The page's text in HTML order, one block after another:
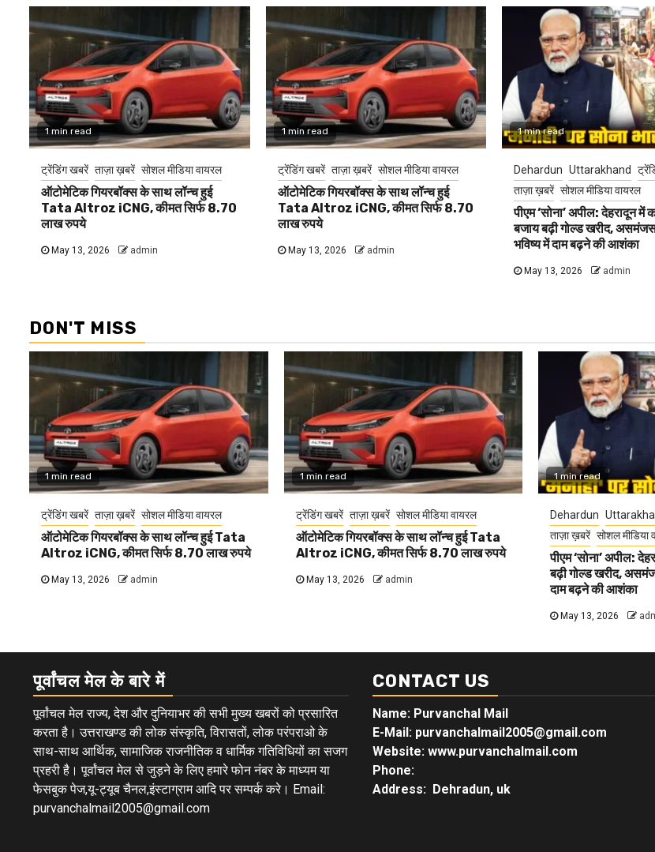
1 min read
ट्रेंडिंग खबरें ताज़ा ख़बरें सोशल मीडिया वायरल
ऑटोमेटिक गियरबॉक्स के साथ लॉन्च हुई
Tata Altroz iCNG, कीमत सिर्फ 8.70
लाख रुपये
May 13, 2026 admin
1 min read
ट्रेंडिंग खबरें ताज़ा ख़बरें सोशल मीडिया वायरल
ऑटोमेटिक गियरबॉक्स के साथ लॉन्च हुई
Tata Altroz iCNG, कीमत सिर्फ 8.70
लाख रुपये
May 13, 2026 admin
1 min read
Dehardun Uttarakhand
ताज़ा ख़बरें सोशल मीडिया वायरल
पीएम ‘सोना’ अपील: देहरादून में
बजाय बढ़ी गोल्ड खरीद,
भविष्य में दाम बढ़ने की आशंका
May 13, 2026 admin
DON'T MISS
1 min read
ट्रेंडिंग खबरें ताज़ा ख़बरें सोशल मीडिया वायरल
ऑटोमेटिक गियरबॉक्स के साथ लॉन्च हुई Tata
Altroz iCNG, कीमत सिर्फ 8.70 लाख रुपये
May 13, 2026 admin
1 min read
ट्रेंडिंग खबरें ताज़ा ख़बरें सोशल मीडिया वायरल
ऑटोमेटिक गियरबॉक्स के साथ लॉन्च हुई Tata
Altroz iCNG, कीमत सिर्फ 8.70 लाख रुपये
May 13, 2026 admin
1 min read
Dehardun
ताज़ा ख़बरें सोशल मीडिया
पीएम ‘सोना’ अपील:
बढ़ी गोल्ड खरीद,
दाम बढ़ने की आशंका
May 13, 2026
पूर्वांचल मेल के बारे में
पूर्वांचल मेल राज्य, देश और दुनियाभर की सभी मुख्य खबरों को प्रसारित
करता है। उत्तराखण्ड की लोक संस्कृति, विरासतों, लोक परंपराओ के
साथ-साथ आर्थिक, सामाजिक राजनीतिक व धार्मिक गतिविधियों का सजग
प्रहरी है। पूर्वांचल मेल से जुड़ने के लिए हमारे फोन नंबर के माध्यम या
फेसबुक पेज,यू-ट्यूब चैनल,इंस्टाग्राम आदि पर सम्पर्क करे। Email:
purvanchalmail2005@gmail.com
CONTACT US
Name: Purvanchal Mail
E-Mail: purvanchalmail2005@gmail.com
Website: www.purvanchalmail.com
Phone:
Address: Dehradun, uk